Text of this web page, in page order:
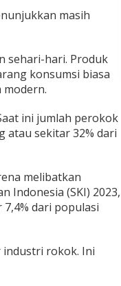
masih
sehari-hari. Produk
konsumsi biasa
ini jumlah perokok
atau sekitar 32% dari
melibatkan
Indonesia (SKI) 2023,
dari populasi
industri rokok. Ini